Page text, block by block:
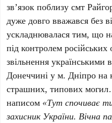
зв’язок поблизу смт
дуже довго вважався без
ускладнювалася тим, що
під контролем російських
звільнення українськими
Донеччині у м. Дніпро на
страшних, типових
написом «Тут спочиває
захисник України. Вічна